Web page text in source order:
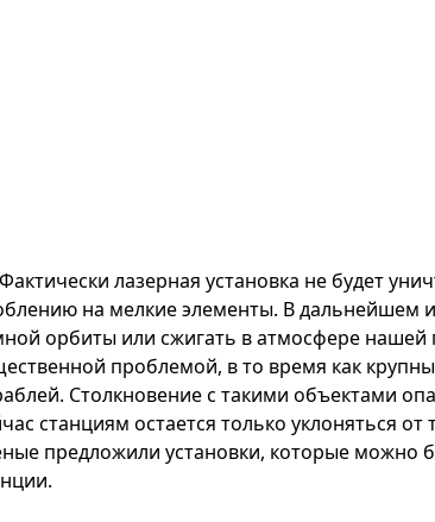
Фактически лазерная установка не будет
на мелкие элементы. В дальнейшем
орбиты или сжигать в атмосфере нашей
проблемой, в то время как
Столкновение с такими объектами
станциям остается только уклоняться
предложили установки, которые можно